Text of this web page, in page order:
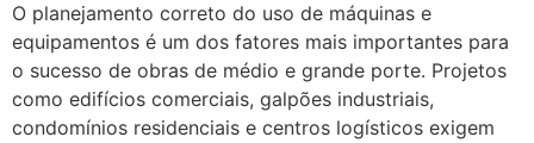
O planejamento correto do uso de máquinas e
equipamentos é um dos fatores mais importantes para
o sucesso de obras de médio e grande porte. Projetos
como edifícios comerciais, galpões industriais,
condomínios residenciais e centros logísticos exigem